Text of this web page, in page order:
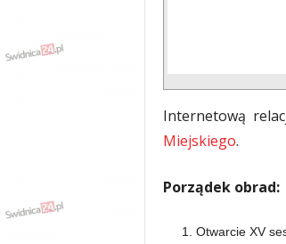
Internetową
Miejskiego.
Porządek obrad:
Otwarcie XV